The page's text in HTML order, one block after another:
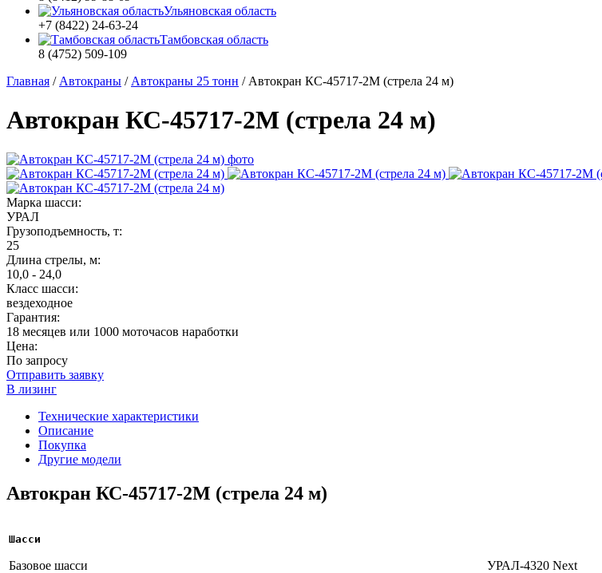
Ульяновская область
+7 (8422) 24-63-24
Тамбовская область
8 (4752) 509-109
Главная / Автокраны / Автокраны 25 тонн / Автокран КС-45717-2М (стрела 24 м)
Автокран КС-45717-2М (стрела 24 м)
Марка шасси:
УРАЛ
Грузоподъемность, т:
25
Длина стрелы, м:
10,0 - 24,0
Класс шасси:
вездеходное
Гарантия:
18 месяцев или 1000 моточасов наработки
Цена:
По запросу
Отправить заявку
В лизинг
Технические характеристики
Описание
Покупка
Другие модели
Автокран КС-45717-2М (стрела 24 м)
Шасси
Базовое шасси
УРАЛ-4320 Next